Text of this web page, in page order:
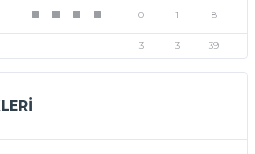
0 1 8
3 3 39